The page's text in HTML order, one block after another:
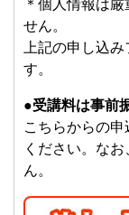
＊個人情報は
せん。
上記の申し込
す。
●受講料は事前
こちらからの
ください。な
ん。